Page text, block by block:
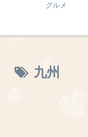
グルメ
九州